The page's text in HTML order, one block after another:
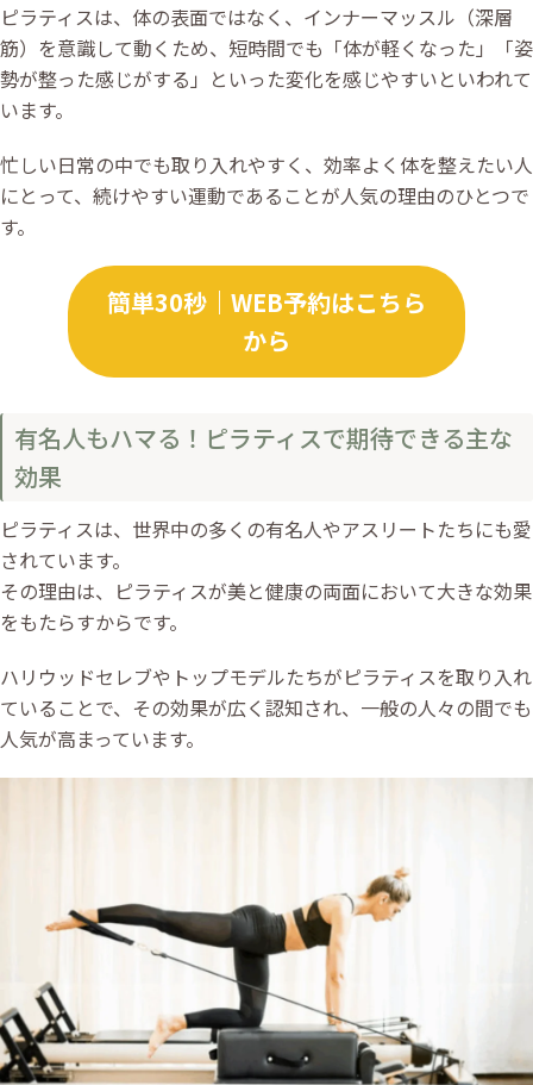
ピラティスは、体の表面ではなく、インナーマッスル（深層
筋）を意識して動くため、短時間でも「体が軽くなった」「姿
勢が整った感じがする」といった変化を感じやすいといわれて
います。
忙しい日常の中でも取り入れやすく、効率よく体を整えたい人
にとって、続けやすい運動であることが人気の理由のひとつで
す。
簡単30秒｜WEB予約はこちら
から
有名人もハマる！ピラティスで期待できる主な
効果
ピラティスは、世界中の多くの有名人やアスリートたちにも愛
されています。
その理由は、ピラティスが美と健康の両面において大きな効果
をもたらすからです。
ハリウッドセレブやトップモデルたちがピラティスを取り入れ
ていることで、その効果が広く認知され、一般の人々の間でも
人気が高まっています。